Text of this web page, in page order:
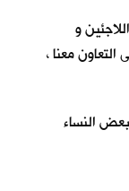
و
معنا ،
النساء